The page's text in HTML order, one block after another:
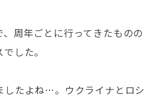
周年ごとに行ってきたものの
した。
したよね…。ウクライナとロシ